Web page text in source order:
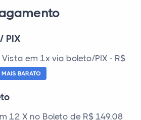
PIX
em 1x via boleto/PIX - R$
BARATO
12 X no Boleto de R$ 149,08